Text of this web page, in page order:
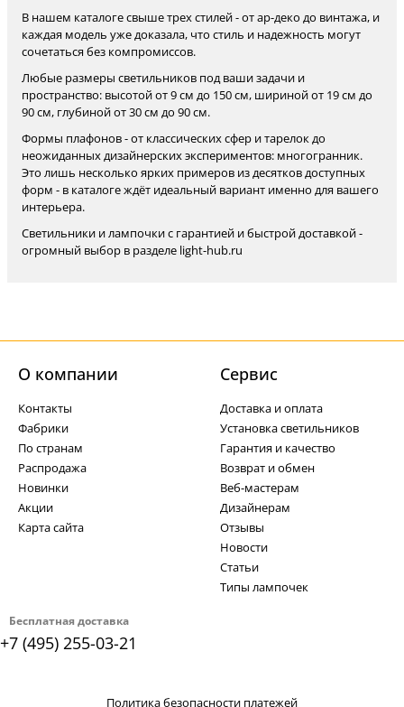
В нашем каталоге свыше трех стилей - от ар-деко до винтажа, и
каждая модель уже доказала, что стиль и надежность могут
сочетаться без компромиссов.
Любые размеры светильников под ваши задачи и
пространство: высотой от 9 см до 150 см, шириной от 19 см до
90 см, глубиной от 30 см до 90 см.
Формы плафонов - от классических сфер и тарелок до
неожиданных дизайнерских экспериментов: многогранник.
Это лишь несколько ярких примеров из десятков доступных
форм - в каталоге ждёт идеальный вариант именно для вашего
интерьера.
Светильники и лампочки с гарантией и быстрой доставкой -
огромный выбор в разделе light-hub.ru
Бесплатная доставка
+7 (495) 255-03-21
О компании
Контакты
Фабрики
По странам
Распродажа
Новинки
Акции
Карта сайта
Cервис
Доставка и оплата
Установка светильников
Гарантия и качество
Возврат и обмен
Веб-мастерам
Дизайнерам
Отзывы
Новости
Статьи
Типы лампочек
Политика безопасности платежей